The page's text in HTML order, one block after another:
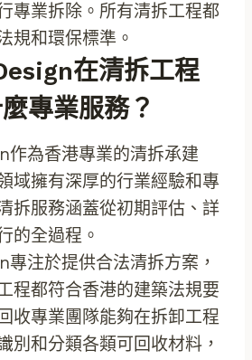
專業拆除。所有清拆工程都
規和環保標準。
在清拆工程
專業服務？
作為香港專業的清拆承建
域擁有深厚的行業經驗和專
拆服務涵蓋從初期評估、詳
的全過程。
注於提供合法清拆方案，
程都符合香港的建築法規要
收專業團隊能夠在拆卸工程
別和分類各類可回收材料，